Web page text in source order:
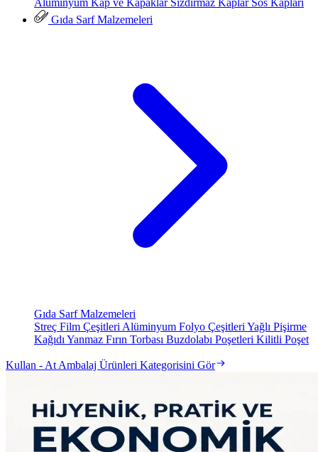
Alüminyum Kap ve Kapaklar Sızdırmaz Kaplar Sos Kapları
Gıda Sarf Malzemeleri
Gıda Sarf Malzemeleri
Streç Film Çeşitleri Alüminyum Folyo Çeşitleri Yağlı Pişirme
Kağıdı Yanmaz Fırın Torbası Buzdolabı Poşetleri Kilitli Poşet
Kullan - At Ambalaj Ürünleri Kategorisini Gör